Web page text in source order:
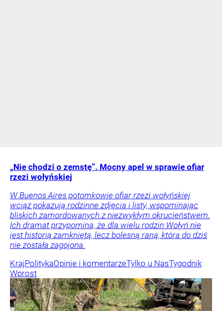
„Nie chodzi o zemstę”. Mocny apel w sprawie ofiar
rzezi wołyńskiej
W Buenos Aires potomkowie ofiar rzezi wołyńskiej
wciąż pokazują rodzinne zdjęcia i listy, wspominając
bliskich zamordowanych z niezwykłym okrucieństwem.
Ich dramat przypomina, że dla wielu rodzin Wołyń nie
jest historią zamkniętą, lecz bolesną raną, która do dziś
nie została zagojona.
KrajPolitykaOpinie i komentarzeTylko u NasTygodnik
Wprost